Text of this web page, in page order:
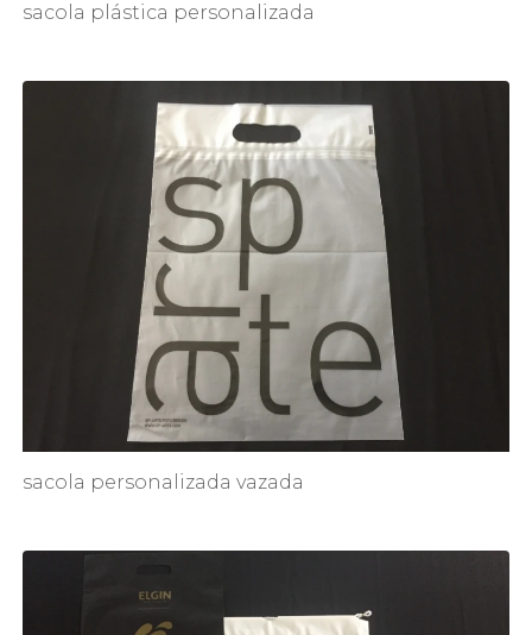
sacola plástica personalizada
sacola personalizada vazada